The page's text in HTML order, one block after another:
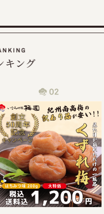
しまい、納期通りに商品
てしまっております。
「夏のお買い得企画」開
トが大変お得にお買い求
月31日（日）まで開催さ
企画の商品をご購入いた
が原産のじゃばらを使っ
ゼント！